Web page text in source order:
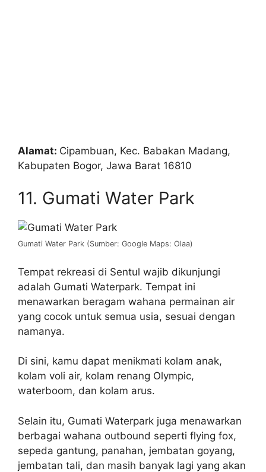
Alamat: Cipambuan, Kec. Babakan Madang,
Kabupaten Bogor, Jawa Barat 16810
11. Gumati Water Park
Gumati Water Park (Sumber: Google Maps: Olaa)
Tempat rekreasi di Sentul wajib dikunjungi
adalah Gumati Waterpark. Tempat ini
menawarkan beragam wahana permainan air
yang cocok untuk semua usia, sesuai dengan
namanya.
Di sini, kamu dapat menikmati kolam anak,
kolam voli air, kolam renang Olympic,
waterboom, dan kolam arus.
Selain itu, Gumati Waterpark juga menawarkan
berbagai wahana outbound seperti flying fox,
sepeda gantung, panahan, jembatan goyang,
jembatan tali, dan masih banyak lagi yang akan